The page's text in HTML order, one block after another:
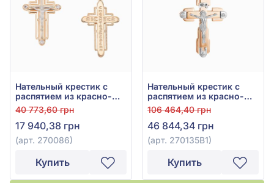
Нательный крестик с
распятием из красно-
белого золота 585° с
фианитом, арт. 270086
40 773,60 грн
17 940,38 грн
(арт. 270086)
Купить
Нательный крестик с
распятием из красно-
белого золота 585° с
фианитом, арт. 270135В1
106 464,40 грн
46 844,34 грн
(арт. 270135В1)
Купить